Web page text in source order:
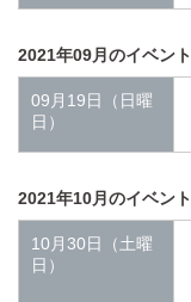
2021年09月のイベント
09月19日（日曜
日）
2021年10月のイベント
10月30日（土曜
日）